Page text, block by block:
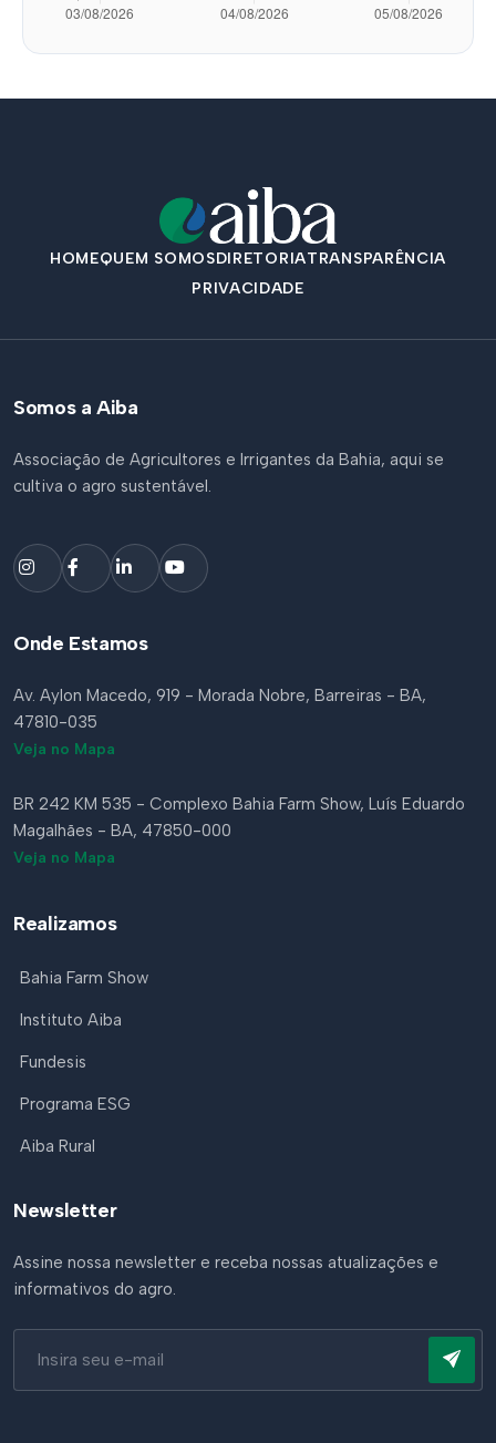
HOMEQUEM SOMOSDIRETORIATRANSPARÊNCIA
PRIVACIDADE
Somos a Aiba
Associação de Agricultores e Irrigantes da Bahia, aqui se
cultiva o agro sustentável.
Onde Estamos
Av. Aylon Macedo, 919 - Morada Nobre, Barreiras - BA,
47810-035
Veja no Mapa
BR 242 KM 535 - Complexo Bahia Farm Show, Luís Eduardo
Magalhães - BA, 47850-000
Veja no Mapa
Realizamos
Bahia Farm Show
Instituto Aiba
Fundesis
Programa ESG
Aiba Rural
Newsletter
Assine nossa newsletter e receba nossas atualizações e
informativos do agro.